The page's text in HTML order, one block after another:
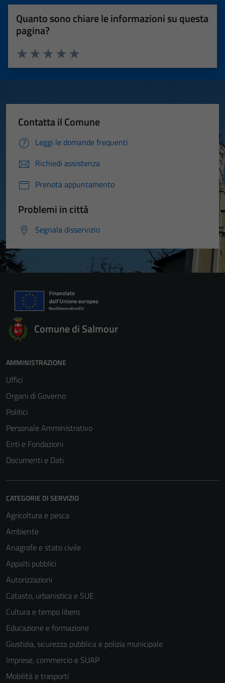
Quanto sono chiare le informazioni su questa
pagina?
Valuta 5 stelle su 5
Valuta 4 stelle su 5
Valuta 3 stelle su 5
Valuta 2 stelle su 5
Valuta 1 stelle su 5
Contatta il Comune
Leggi le domande frequenti
Richiedi assistenza
Prenota appuntamento
Problemi in città
Segnala disservizio
Comune di Salmour
AMMINISTRAZIONE
Uffici
Organi di Governo
Politici
Personale Amministrativo
Enti e Fondazioni
Documenti e Dati
CATEGORIE DI SERVIZIO
Agricoltura e pesca
Ambiente
Anagrafe e stato civile
Appalti pubblici
Autorizzazioni
Catasto, urbanistica e SUE
Cultura e tempo libero
Educazione e formazione
Giustizia, sicurezza pubblica e polizia municipale
Imprese, commercio e SUAP
Mobilità e trasporti